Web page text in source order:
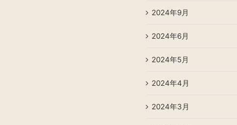
2024年9月
2024年6月
2024年5月
2024年4月
2024年3月